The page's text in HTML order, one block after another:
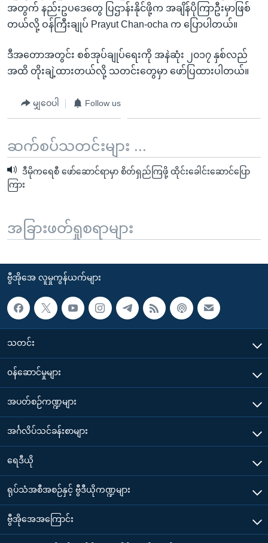
အတွက် နည်းဥပဒေတွေ ပြဌာန်းနိုင်ဖို့က အချိန်ပိုကြာဦးမှာဖြစ်
တယ်လို့ ဝန်ကြီးချုပ် Prayut Chan-ocha က ပြောပါတယ်။
ဒီအတောအတွင်း စစ်အုပ်ချုပ်ရေးကို အနဲဆုံး ၂၀၁၇ နှစ်လည်
အထိ တိုးချဲ့ထားတယ်လို့ သတင်းတွေမှာ ဖော်ပြထားပါတယ်။
မျှဝေပါ Follow us
ဆက်စပ်သတင်းများ ...
ဒီမိုကရေစီ ဖော်ဆောင်ရာမှာ စိတ်ရှည်ကြဖို့ ထိုင်းခေါင်းဆောင်ပြော
ကြား
အခြားဖတ်ရှုစရာများ
ဗွီအိုအေ လူမှုကွန်ယက်များ
သတင်း
၀န်ဆောင်မှုများ
အပတ်စဉ်ကဏ္ဍများ
အင်္ဂလိပ်သင်ခန်းစာများ
ရေဒီယို
ရုပ်သံအစီအစဉ်နှင့် ဗွီဒီယိုကဏ္ဍများ
ဗွီအိုအေအကြောင်း